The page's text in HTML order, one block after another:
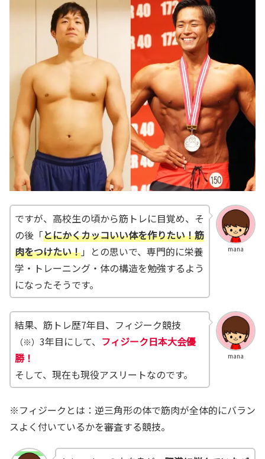
mana
ですが、高校生の頃から筋トレに目覚め、そ
の後「とにかくカッコいい体を作りたい！筋
肉をつけたい！」との思いで、専門的に栄養
学・トレーニング・体の構造を勉強するよう
になったそうです。
mana
結果、筋トレ歴7年目、フィジーク競技
（※） 3年目にして、 フィジーク日本大会優
勝！
そして、現在も現役アスリートなのです。
※フィジークとは：逆三角形の体で筋肉が全体的にバラン
スよく付いているかを審査する競技。